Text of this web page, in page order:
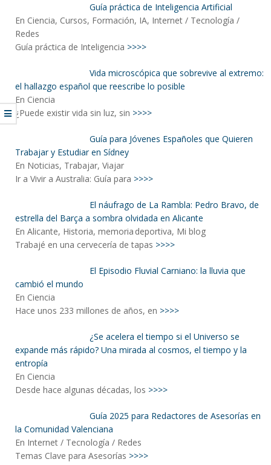
Guía práctica de Inteligencia Artificial
En Ciencia, Cursos, Formación, IA, Internet / Tecnología /
Redes
Guía práctica de Inteligencia >>>>
Vida microscópica que sobrevive al extremo:
el hallazgo español que reescribe lo posible
En Ciencia
¿Puede existir vida sin luz, sin >>>>
Guía para Jóvenes Españoles que Quieren
Trabajar y Estudiar en Sídney
En Noticias, Trabajar, Viajar
Ir a Vivir a Australia: Guía para >>>>
El náufrago de La Rambla: Pedro Bravo, de
estrella del Barça a sombra olvidada en Alicante
En Alicante, Historia, memoria deportiva, Mi blog
Trabajé en una cervecería de tapas >>>>
El Episodio Fluvial Carniano: la lluvia que
cambió el mundo
En Ciencia
Hace unos 233 millones de años, en >>>>
¿Se acelera el tiempo si el Universo se
expande más rápido? Una mirada al cosmos, el tiempo y la
entropía
En Ciencia
Desde hace algunas décadas, los >>>>
Guía 2025 para Redactores de Asesorías en
la Comunidad Valenciana
En Internet / Tecnología / Redes
Temas Clave para Asesorías >>>>